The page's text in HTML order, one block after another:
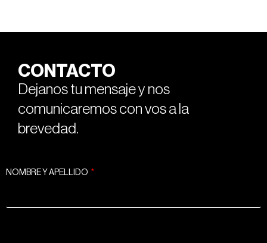
CONTACTO
Dejanos tu mensaje y nos
comunicaremos con vos a la
brevedad.
NOMBRE Y APELLIDO